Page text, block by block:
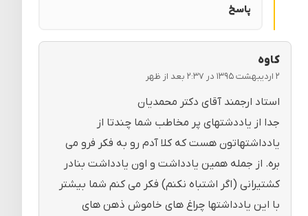
پاسخ
کاوه
۲ اردیبهشت ۱۳۹۵ در ۲:۳۷ بعد از ظهر
استاد ارجمند آقای دکتر محمدیان
جدا از یاددشتهای پر مخاطب شما چندتا از
یادداشتهاتون هست که کلا آدم رو به فکر فرو می
بره. از جمله همین یادداشت و اون یادداشت بنادر
کشتیرانی (اگر اشتباه نکنم) فکر می کنم شما بیشتر
با این یادداشتها چراغ های خاموش ذهن های